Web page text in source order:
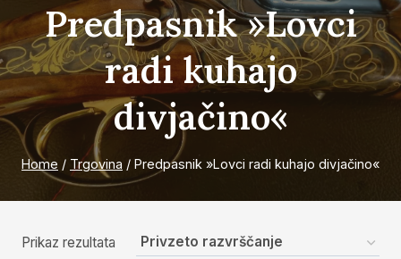
Predpasnik »Lovci
radi kuhajo
divjačino«
Home / Trgovina / Predpasnik »Lovci radi kuhajo divjačino«
Prikaz rezultata